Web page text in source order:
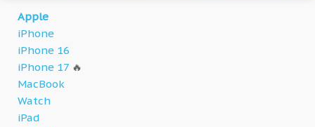
Apple
iPhone
iPhone 16
iPhone 17 🔥
MacBook
Watch
iPad